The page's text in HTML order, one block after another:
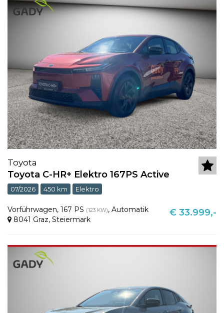
Toyota
Toyota C-HR+ Elektro 167PS Active
07/2026 450 km Elektro
Vorführwagen, 167 PS (123 KW), Automatik
8041 Graz, Steiermark
€ 33.999,-